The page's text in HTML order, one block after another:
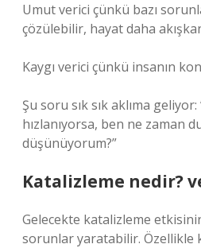
Umut verici çünkü bazı
çözülebilir, hayat daha
Kaygı verici çünkü insanın
Şu soru sık sık aklıma
hızlanıyorsa, ben ne zaman
düşünüyorum?”
Katalizleme nedir?
Gelecekte katalizleme etkisinin
sorunlar yaratabilir. Özellikle